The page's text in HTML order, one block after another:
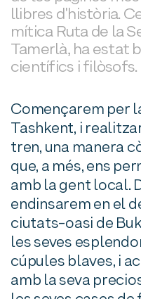
llibres d'història.
mítica Ruta de la
Tamerlà, ha estat
científics i filòsofs.
Començarem per
Tashkent, i
tren, una manera
que, a més, ens
amb la gent local.
endinsarem en el
ciutats-oasi de
les seves
cúpules blaves, i
amb la seva